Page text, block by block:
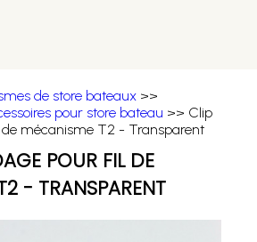
de store bateaux >>
pour store bateau >> Clip
mécanisme T2 - Transparent
POUR FIL DE
- TRANSPARENT